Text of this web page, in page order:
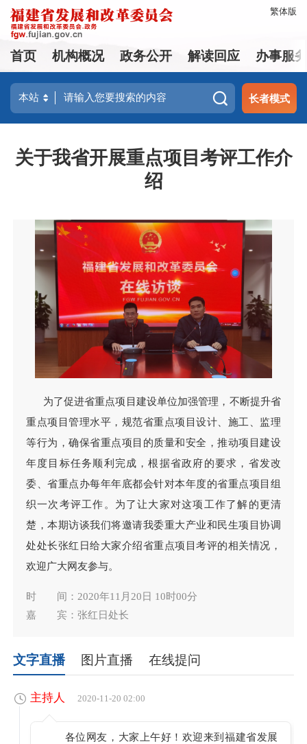
繁体版
首页 机构概况 政务公开 解读回应 办事服
长者模式
关于我省开展重点项目考评工作介
绍
为了促进省重点项目建设单位加强管理，不断提升省
重点项目管理水平，规范省重点项目设计、施工、监理
等行为，确保省重点项目的质量和安全，推动项目建设
年度目标任务顺利完成，根据省政府的要求，省发改
委、省重点办每年年底都会针对本年度的省重点项目组
织一次考评工作。为了让大家对这项工作了解的更清
楚，本期访谈我们将邀请我委重大产业和民生项目协调
处处长张红日给大家介绍省重点项目考评的相关情况，
欢迎广大网友参与。
时 间：2020年11月20日 10时00分
嘉 宾：张红日处长
文字直播 图片直播 在线提问
主持人 2020-11-20 02:00
各位网友，大家上午好！欢迎来到福建省发展